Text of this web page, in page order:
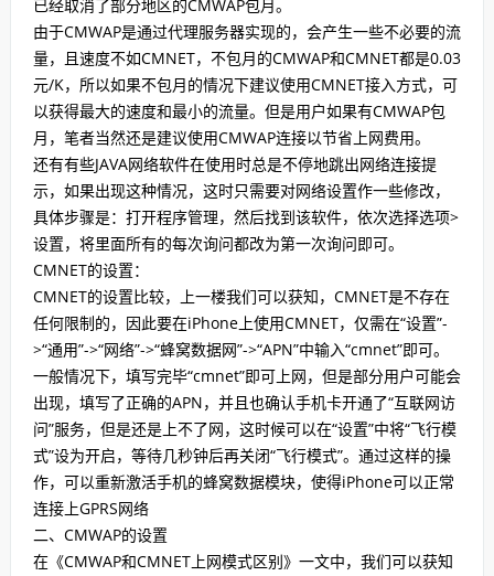
已经取消了部分地区的CMWAP包月。
由于CMWAP是通过代理服务器实现的，会产生一些不必要的流
量，且速度不如CMNET，不包月的CMWAP和CMNET都是0.03
元/K，所以如果不包月的情况下建议使用CMNET接入方式，可
以获得最大的速度和最小的流量。但是用户如果有CMWAP包
月，笔者当然还是建议使用CMWAP连接以节省上网费用。
还有有些JAVA网络软件在使用时总是不停地跳出网络连接提
示，如果出现这种情况，这时只需要对网络设置作一些修改，
具体步骤是：打开程序管理，然后找到该软件，依次选择选项>
设置，将里面所有的每次询问都改为第一次询问即可。
CMNET的设置：
CMNET的设置比较，上一楼我们可以获知，CMNET是不存在
任何限制的，因此要在iPhone上使用CMNET，仅需在“设置”-
>“通用”->“网络”->“蜂窝数据网”->“APN”中输入“cmnet”即可。
一般情况下，填写完毕“cmnet”即可上网，但是部分用户可能会
出现，填写了正确的APN，并且也确认手机卡开通了“互联网访
问”服务，但是还是上不了网，这时候可以在“设置”中将“飞行模
式”设为开启，等待几秒钟后再关闭“飞行模式”。通过这样的操
作，可以重新激活手机的蜂窝数据模块，使得iPhone可以正常
连接上GPRS网络
二、CMWAP的设置
在《CMWAP和CMNET上网模式区别》一文中，我们可以获知